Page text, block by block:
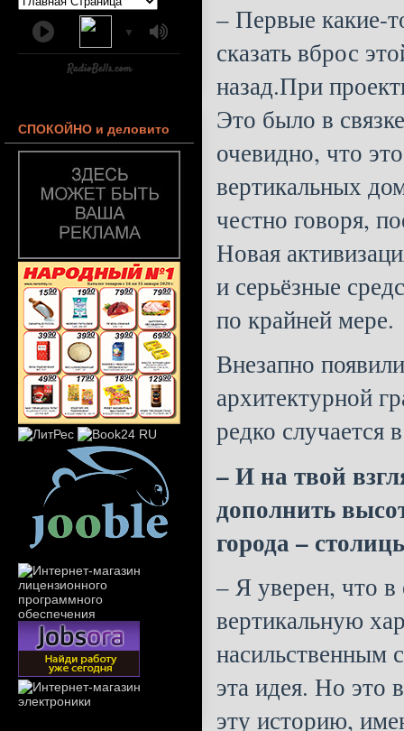
– Первые какие-
сказать вброс
назад.При
Это было в
очевидно, что
вертикальных
честно говоря,
Новая
и серьёзные
по крайней мере.
Внезапно
архитектурной
редко случается
– И на твой
дополнить
города –
– Я уверен, что
вертикальную
насильственным
эта идея. Но это
эту историю,
▼
СПОКОЙНО и деловито